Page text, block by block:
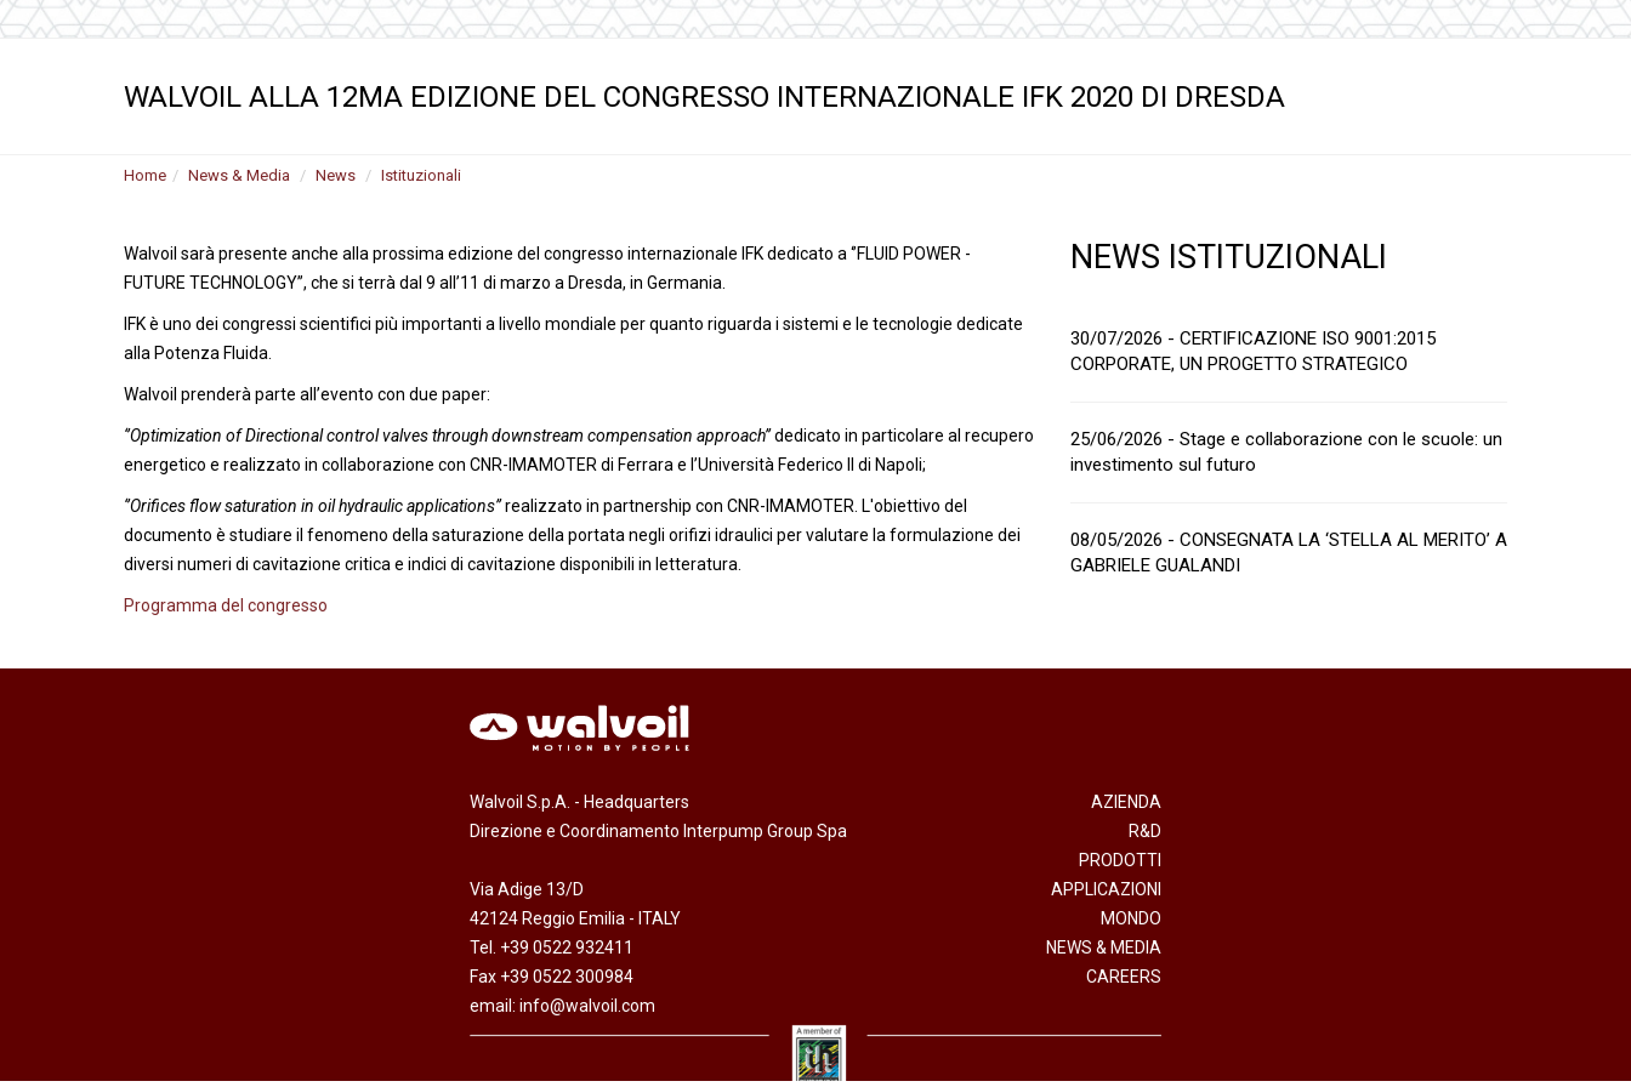
Motori ad ingranaggi in
ghisa
Servocomandi idraulici ed
Servocomandi pneumatici
Cablaggi
WALVOIL ALLA 12MA EDIZIONE DEL CONGRESSO INTERNAZIONALE IFK 2020 DI DRESDA
Home News & Media News Istituzionali
Walvoil sarà presente anche alla prossima edizione del congresso internazionale IFK dedicato a ‘’FLUID POWER -
FUTURE TECHNOLOGY’’, che si terrà dal 9 all’11 di marzo a Dresda, in Germania.
IFK è uno dei congressi scientifici più importanti a livello mondiale per quanto riguarda i sistemi e le tecnologie dedicate
alla Potenza Fluida.
Walvoil prenderà parte all’evento con due paper:
‘’Optimization of Directional control valves through downstream compensation approach’’dedicato in particolare al recupero
energetico e realizzato in collaborazione con CNR-IMAMOTER di Ferrara e l’Università Federico II di Napoli;
‘’Orifices flow saturation in oil hydraulic applications’’realizzato in partnership con CNR-IMAMOTER. L'obiettivo del
documento è studiare il fenomeno della saturazione della portata negli orifizi idraulici per valutare la formulazione dei
diversi numeri di cavitazione critica e indici di cavitazione disponibili in letteratura.
Programma del congresso
NEWS ISTITUZIONALI
30/07/2026 - CERTIFICAZIONE ISO 9001:2015
CORPORATE, UN PROGETTO STRATEGICO
25/06/2026 - Stage e collaborazione con le scuole: un
investimento sul futuro
08/05/2026 - CONSEGNATA LA ‘STELLA AL MERITO’ A
GABRIELE GUALANDI
Walvoil S.p.A. - Headquarters
Direzione e Coordinamento Interpump Group Spa
Via Adige 13/D
42124 Reggio Emilia - ITALY
Tel. +39 0522 932411
Fax +39 0522 300984
email: info@walvoil.com
AZIENDA
R&D
PRODOTTI
APPLICAZIONI
MONDO
NEWS & MEDIA
CAREERS